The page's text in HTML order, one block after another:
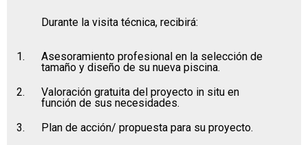
Durante la visita técnica, recibirá:
Asesoramiento profesional en la selección de
tamaño y diseño de su nueva piscina.
Valoración gratuita del proyecto in situ en
función de sus necesidades.
Plan de acción/ propuesta para su proyecto.